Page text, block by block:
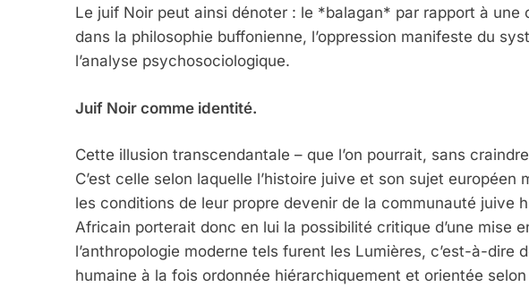
Le juif Noir peut ainsi dénoter : le *balagan* par rapport à
dans la philosophie buffonienne, l’oppression manifeste du
l’analyse psychosociologique.
Juif Noir comme identité.
Cette illusion transcendantale – que l’on pourrait, sans
C’est celle selon laquelle l’histoire juive et son sujet
les conditions de leur propre devenir de la communauté juive
Africain porterait donc en lui la possibilité critique d’une mise
l’anthropologie moderne tels furent les Lumières, c’est-à-dire
humaine à la fois ordonnée hiérarchiquement et orientée
5
2025, L’année La Plus Meurtrière